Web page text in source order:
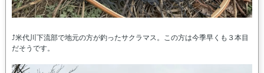
⤴米代川下流部で地元の方が釣ったサクラマス。この方は今季早くも３本目
だそうです。